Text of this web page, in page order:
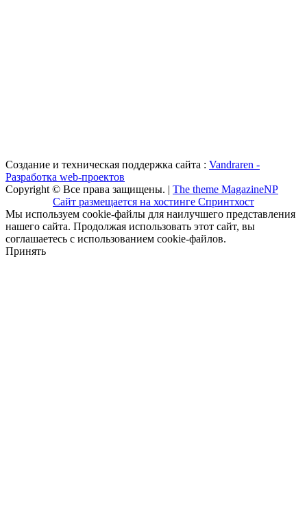
Создание и техническая поддержка сайта : Vandraren -
Разработка web-проектов
Copyright © Все права защищены. | The theme MagazineNP
Сайт размещается на хостинге Спринтхост
Мы используем cookie-файлы для наилучшего представления
нашего сайта. Продолжая использовать этот сайт, вы
соглашаетесь с использованием cookie-файлов.
Принять